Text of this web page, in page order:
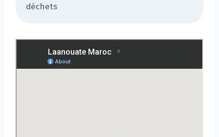
déchets